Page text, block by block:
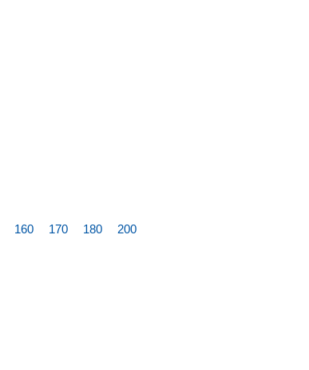
160 170 180 200